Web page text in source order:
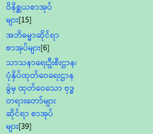
ဝိနိစ္ဆယစာအုပ်
များ[15]
အဘိဓမ္မာဆိုင်ရာ
စာအုပ်များ[6]
သာသနာရေးဦးစီးဌာန၊
ပုံနှိပ်ထုတ်ဝေရေးဌာန
ခွဲမှ ထုတ်ဝေသော ဗုဒ္ဓ
တရားတော်များ
ဆိုင်ရာ စာအုပ်
များ[39]